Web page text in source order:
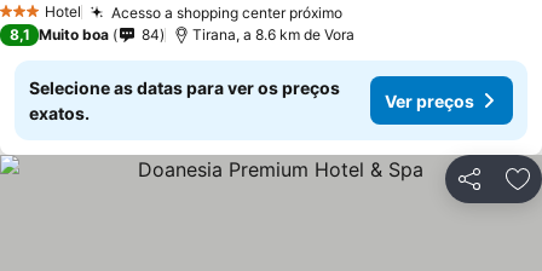
3 EstrelasHotel Acesso a shopping center próximo
8,1 Muito boa 84 Tirana, a 8.6 km de Vora
Selecione as datas para ver os preços
exatos.
Ver preços
Partilhar